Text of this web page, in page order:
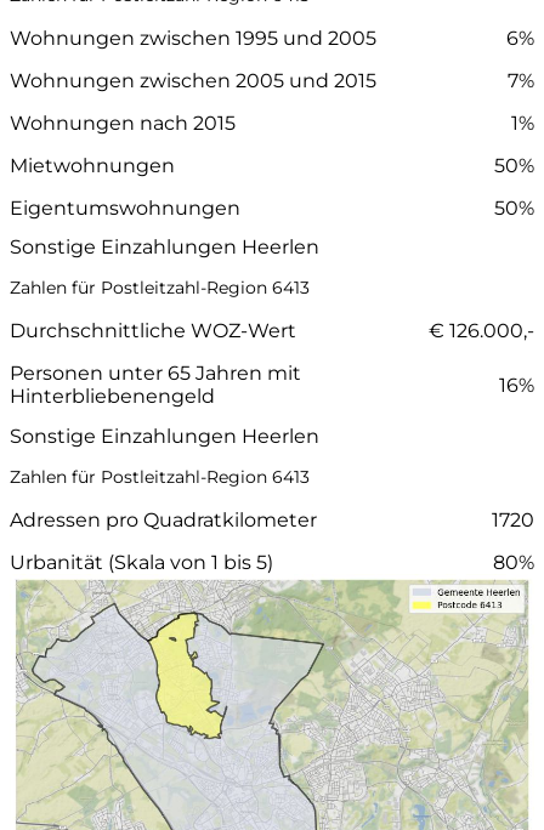
Wohnungen zwischen 1995 und 2005
6%
Wohnungen zwischen 2005 und 2015
7%
Wohnungen nach 2015
1%
Mietwohnungen
50%
Eigentumswohnungen
50%
Sonstige Einzahlungen Heerlen
Zahlen für Postleitzahl-Region 6413
Durchschnittliche WOZ-Wert
€ 126.000,-
Personen unter 65 Jahren mit
Hinterbliebenengeld
16%
Sonstige Einzahlungen Heerlen
Zahlen für Postleitzahl-Region 6413
Adressen pro Quadratkilometer
1720
Urbanität (Skala von 1 bis 5)
80%